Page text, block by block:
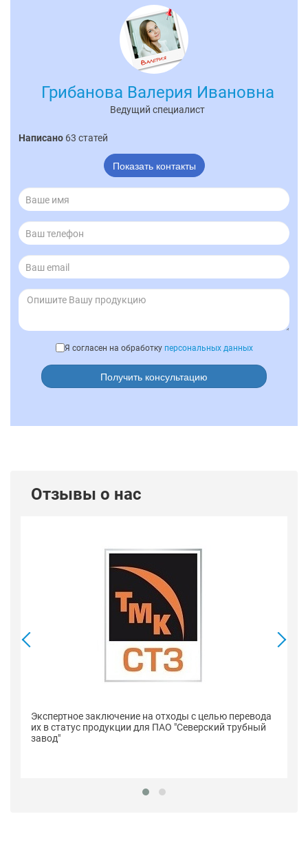
Грибанова Валерия Ивановна
Ведущий специалист
Написано 63 статей
Показать контакты
Я согласен на обработку персональных данных
Получить консультацию
Отзывы о нас
Экспертное заключение на отходы с целью перевода
их в статус продукции для ПАО "Северский трубный
завод"